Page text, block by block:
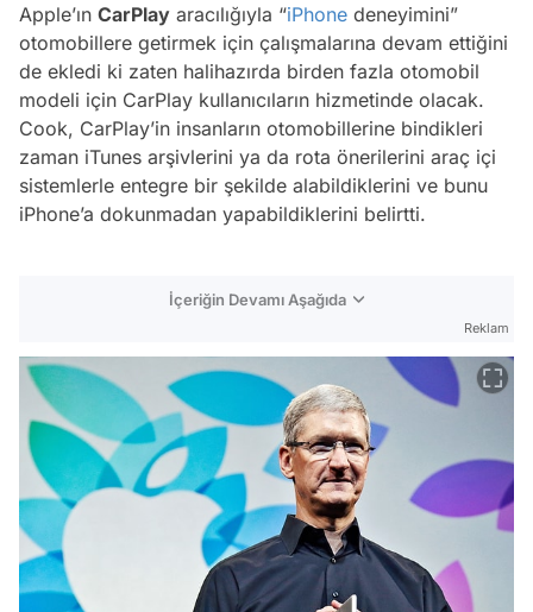
Apple’ın CarPlay aracılığıyla “iPhone deneyimini”
otomobillere getirmek için çalışmalarına devam ettiğini
de ekledi ki zaten halihazırda birden fazla otomobil
modeli için CarPlay kullanıcıların hizmetinde olacak.
Cook, CarPlay’in insanların otomobillerine bindikleri
zaman iTunes arşivlerini ya da rota önerilerini araç içi
sistemlerle entegre bir şekilde alabildiklerini ve bunu
iPhone’a dokunmadan yapabildiklerini belirtti.
İçeriğin Devamı Aşağıda
Reklam